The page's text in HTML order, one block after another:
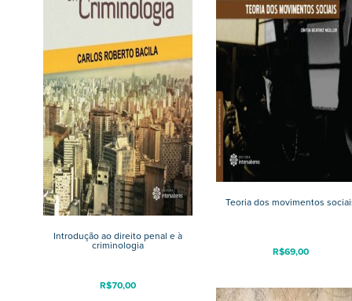
Introdução ao direito penal e à
criminologia
R$70,00
Teoria dos movimentos
R$69,00